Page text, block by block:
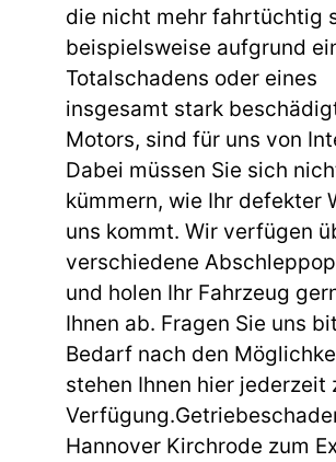
die nicht mehr fahrtüchtig
beispielsweise aufgrund
Totalschadens oder eines
insgesamt stark
Motors, sind für uns von
Dabei müssen Sie sich
kümmern, wie Ihr defekter
uns kommt. Wir verfügen
verschiedene
und holen Ihr Fahrzeug
Ihnen ab. Fragen Sie uns
Bedarf nach den
stehen Ihnen hier jederzeit
Hannover Kirchrode zum